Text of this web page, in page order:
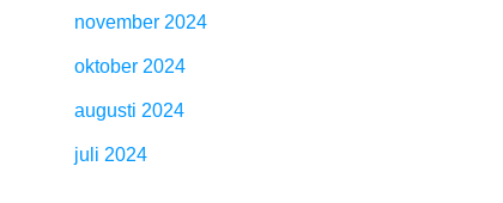
november 2024
oktober 2024
augusti 2024
juli 2024